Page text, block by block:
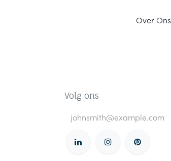
Volg ons
Over Ons